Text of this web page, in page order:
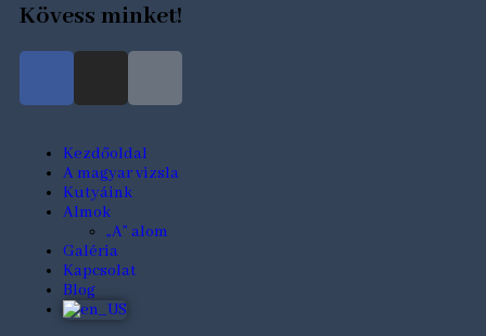
Kövess minket!
Kezdőoldal
A magyar vizsla
Kutyáink
Almok
„A” alom
Galéria
Kapcsolat
Blog